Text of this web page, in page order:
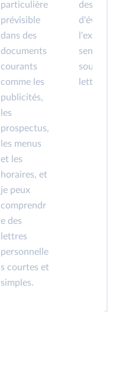
particulière
prévisible
dans des
documents
courants
comme les
publicités,
les
prospectus,
les menus
et les
horaires, et
je peux
comprendr
e des
lettres
personnelle
s courtes et
simples.
souhaits
lettres